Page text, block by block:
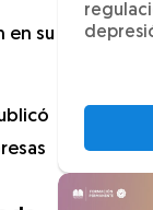
en su